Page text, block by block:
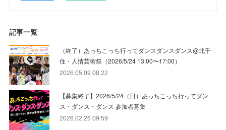
記事一覧
（終了）あっちこっち行ってダンスダンスダンス@北千
住・人情芸術祭（2026/5/24 13:00〜17:00）
2026.05.09 08:22
【募集終了】2026/5/24（日）あっちこっち行ってダン
ス・ダンス・ダンス 参加者募集
2026.02.26 09:59